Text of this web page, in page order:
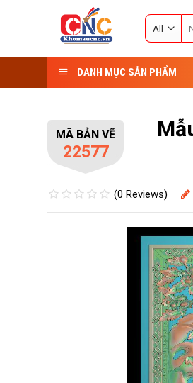
DANH MỤC SẢN PHẨM
MÃ BẢN VẼ
22577
(0 Reviews)